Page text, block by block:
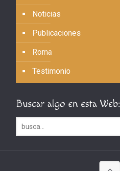
Noticias
Publicaciones
Roma
Testimonio
Buscar algo en esta Web: